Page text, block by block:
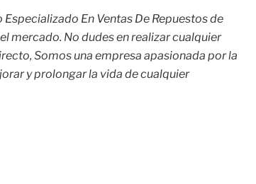
En Ventas De Repuestos de
mercado. No dudes en realizar cualquier
Somos una empresa apasionada por la
y prolongar la vida de cualquier